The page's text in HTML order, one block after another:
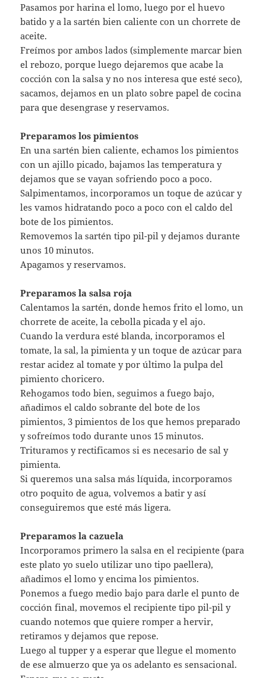
Pasamos por harina el lomo, luego por el huevo
batido y a la sartén bien caliente con un chorrete de
aceite.
Freímos por ambos lados (simplemente marcar bien
el rebozo, porque luego dejaremos que acabe la
cocción con la salsa y no nos interesa que esté seco),
sacamos, dejamos en un plato sobre papel de cocina
para que desengrase y reservamos.
Preparamos los pimientos
En una sartén bien caliente, echamos los pimientos
con un ajillo picado, bajamos las temperatura y
dejamos que se vayan sofriendo poco a poco.
Salpimentamos, incorporamos un toque de azúcar y
les vamos hidratando poco a poco con el caldo del
bote de los pimientos.
Removemos la sartén tipo pil-pil y dejamos durante
unos 10 minutos.
Apagamos y reservamos.
Preparamos la salsa roja
Calentamos la sartén, donde hemos frito el lomo, un
chorrete de aceite, la cebolla picada y el ajo.
Cuando la verdura esté blanda, incorporamos el
tomate, la sal, la pimienta y un toque de azúcar para
restar acidez al tomate y por último la pulpa del
pimiento choricero.
Rehogamos todo bien, seguimos a fuego bajo,
añadimos el caldo sobrante del bote de los
pimientos, 3 pimientos de los que hemos preparado
y sofreímos todo durante unos 15 minutos.
Trituramos y rectificamos si es necesario de sal y
pimienta.
Si queremos una salsa más líquida, incorporamos
otro poquito de agua, volvemos a batir y así
conseguiremos que esté más ligera.
Preparamos la cazuela
Incorporamos primero la salsa en el recipiente (para
este plato yo suelo utilizar uno tipo paellera),
añadimos el lomo y encima los pimientos.
Ponemos a fuego medio bajo para darle el punto de
cocción final, movemos el recipiente tipo pil-pil y
cuando notemos que quiere romper a hervir,
retiramos y dejamos que repose.
Luego al tupper y a esperar que llegue el momento
de ese almuerzo que ya os adelanto es sensacional.